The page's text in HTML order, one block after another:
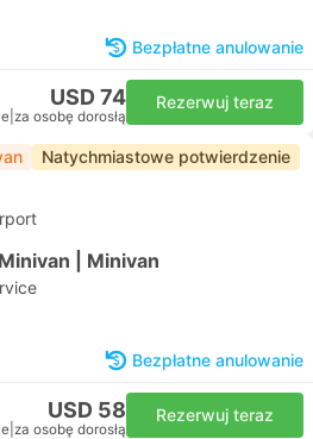
Bezpłatne anulowanie
USD 74
za osobę dorosłą
Rezerwuj teraz
Natychmiastowe potwierdzenie
| Minivan
Bezpłatne anulowanie
USD 58
za osobę dorosłą
Rezerwuj teraz